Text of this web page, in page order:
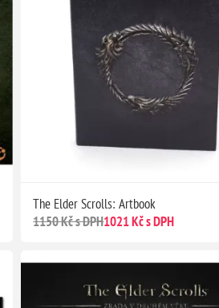
The Elder Scrolls: Artbook
1150 Kč s DPH1021 Kč s DPH